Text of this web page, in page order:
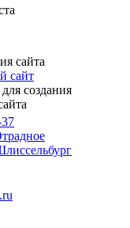
сайта
создания